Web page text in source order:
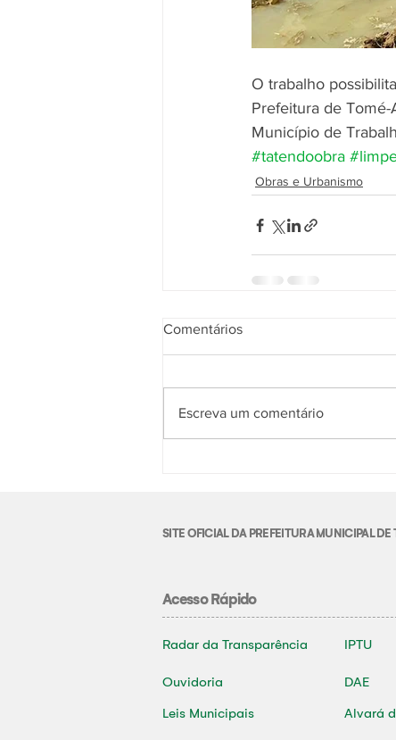
O trabalho
Prefeitura de Tomé-
Município de
#tatendoobra
Obras e Urbanismo
Comentários
Escreva um comentário
SITE OFICIAL DA PREFEITURA MUNICIPAL
Acesso Rápido
Radar da Transparência
Ouvidoria
Leis Municipais
IPTU
DAE
Alvará